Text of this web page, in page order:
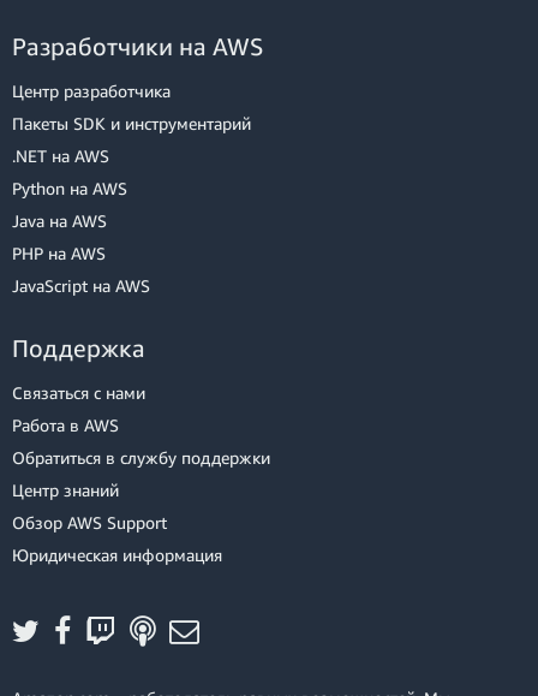
Разработчики на AWS
Центр разработчика
Пакеты SDK и инструментарий
.NET на AWS
Python на AWS
Java на AWS
PHP на AWS
JavaScript на AWS
Поддержка
Связаться с нами
Работа в AWS
Обратиться в службу поддержки
Центр знаний
Обзор AWS Support
Юридическая информация